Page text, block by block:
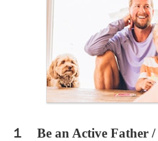
１ Be an Active Father /